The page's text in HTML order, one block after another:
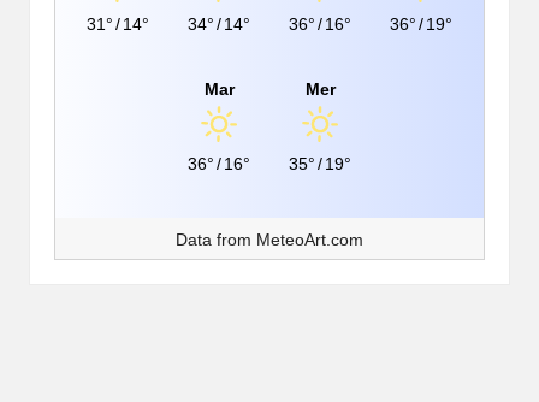
31°/14° 34°/14° 36°/16° 36°/19°
Mar
36°/16°
Mer
35°/19°
Data from MeteoArt.com